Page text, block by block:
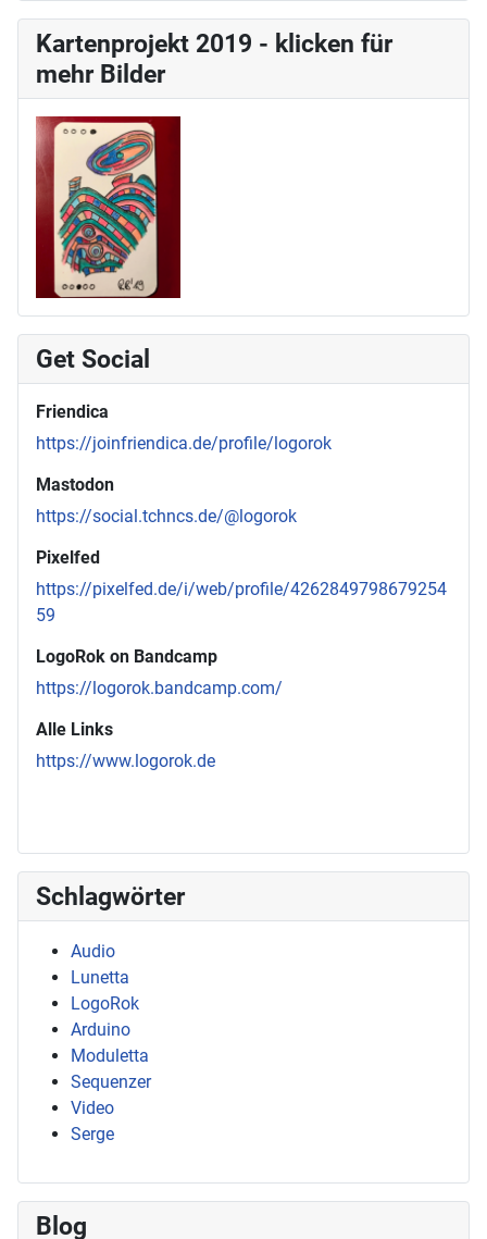
Kartenprojekt 2019 - klicken für
mehr Bilder
Get Social
Friendica
https://joinfriendica.de/profile/logorok
Mastodon
https://social.tchncs.de/@logorok
Pixelfed
https://pixelfed.de/i/web/profile/4262849798679254
59
LogoRok on Bandcamp
https://logorok.bandcamp.com/
Alle Links
https://www.logorok.de
Schlagwörter
Audio
Lunetta
LogoRok
Arduino
Moduletta
Sequenzer
Video
Serge
Blog